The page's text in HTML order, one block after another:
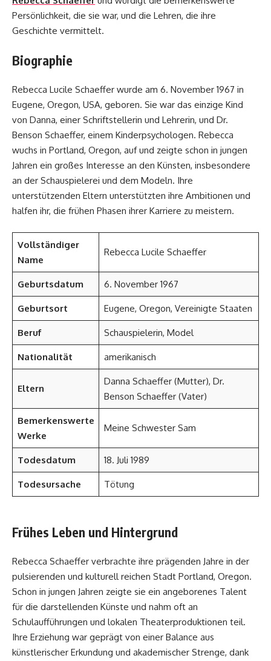
Persönlichkeit, die sie war, und die Lehren, die ihre
Geschichte vermittelt.
Biographie
Rebecca Lucile Schaeffer wurde am 6. November 1967 in
Eugene, Oregon, USA, geboren. Sie war das einzige Kind
von Danna, einer Schriftstellerin und Lehrerin, und Dr.
Benson Schaeffer, einem Kinderpsychologen. Rebecca
wuchs in Portland, Oregon, auf und zeigte schon in jungen
Jahren ein großes Interesse an den Künsten, insbesondere
an der Schauspielerei und dem Modeln. Ihre
unterstützenden Eltern unterstützten ihre Ambitionen und
halfen ihr, die frühen Phasen ihrer Karriere zu meistern.
Vollständiger
Name
Rebecca Lucile Schaeffer
Geburtsdatum 6. November 1967
Geburtsort Eugene, Oregon, Vereinigte Staaten
Beruf Schauspielerin, Model
Nationalität amerikanisch
Eltern
Danna Schaeffer (Mutter), Dr.
Benson Schaeffer (Vater)
Bemerkenswerte
Werke
Meine Schwester Sam
Todesdatum 18. Juli 1989
Todesursache Tötung
Frühes Leben und Hintergrund
Rebecca Schaeffer verbrachte ihre prägenden Jahre in der
pulsierenden und kulturell reichen Stadt Portland, Oregon.
Schon in jungen Jahren zeigte sie ein angeborenes Talent
für die darstellenden Künste und nahm oft an
Schulaufführungen und lokalen Theaterproduktionen teil.
Ihre Erziehung war geprägt von einer Balance aus
künstlerischer Erkundung und akademischer Strenge, dank